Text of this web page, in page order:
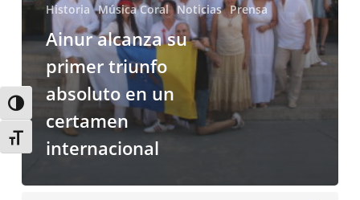
Alternar alto contraste
Alternar tamaño de letra
certamen
internacional
Historia Música Coral Noticias Prensa
Ainur alcanza su
primer triunfo
absoluto en un
certamen
internacional